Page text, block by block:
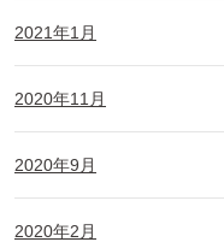
2021年1月
2020年11月
2020年9月
2020年2月